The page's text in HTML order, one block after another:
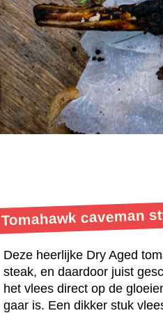
Tomahawk caveman
Deze heerlijke Dry Aged
steak, en daardoor juist
het vlees direct op de
gaar is. Een dikker stuk